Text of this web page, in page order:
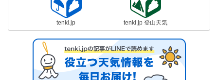
tenki.jp tenki.jp 登山天気